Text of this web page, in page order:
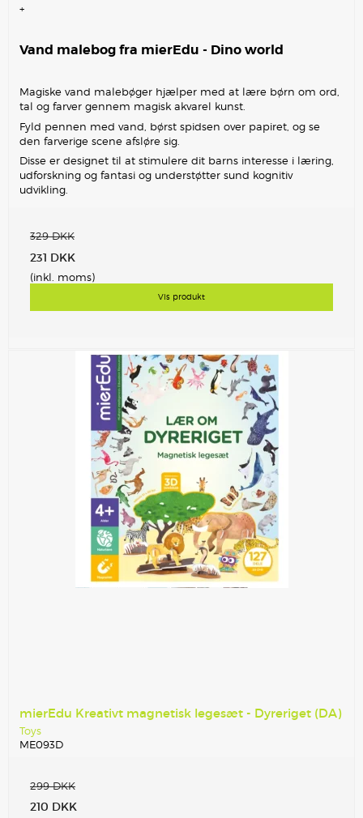
+
Vand malebog fra mierEdu - Dino world
Magiske vand malebøger hjælper med at lære børn om ord,
tal og farver gennem magisk akvarel kunst.
Fyld pennen med vand, børst spidsen over papiret, og se
den farverige scene afsløre sig.
Disse er designet til at stimulere dit barns interesse i læring,
udforskning og fantasi og understøtter sund kognitiv
udvikling.
329 DKK
231 DKK
(inkl. moms)
Vis produkt
mierEdu Kreativt magnetisk legesæt - Dyreriget (DA)
Toys
ME093D
299 DKK
210 DKK